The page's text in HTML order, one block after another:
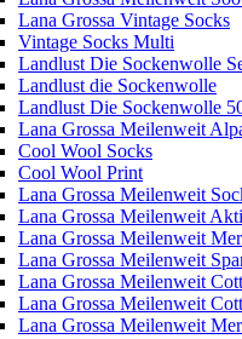
Lana Grossa Vintage Socks
Vintage Socks Multi
Landlust Die Sockenwolle
Landlust die Sockenwolle
Landlust Die Sockenwolle
Lana Grossa Meilenweit
Cool Wool Socks
Cool Wool Print
Lana Grossa Meilenweit
Lana Grossa Meilenweit
Lana Grossa Meilenweit
Lana Grossa Meilenweit
Lana Grossa Meilenweit
Lana Grossa Meilenweit
Lana Grossa Meilenweit